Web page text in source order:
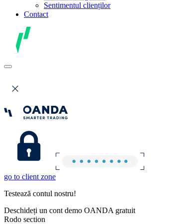
Sentimentul clienților
Contact
go to client zone
Testează contul nostru!
Deschideți un cont demo OANDA gratuit
Rodo section